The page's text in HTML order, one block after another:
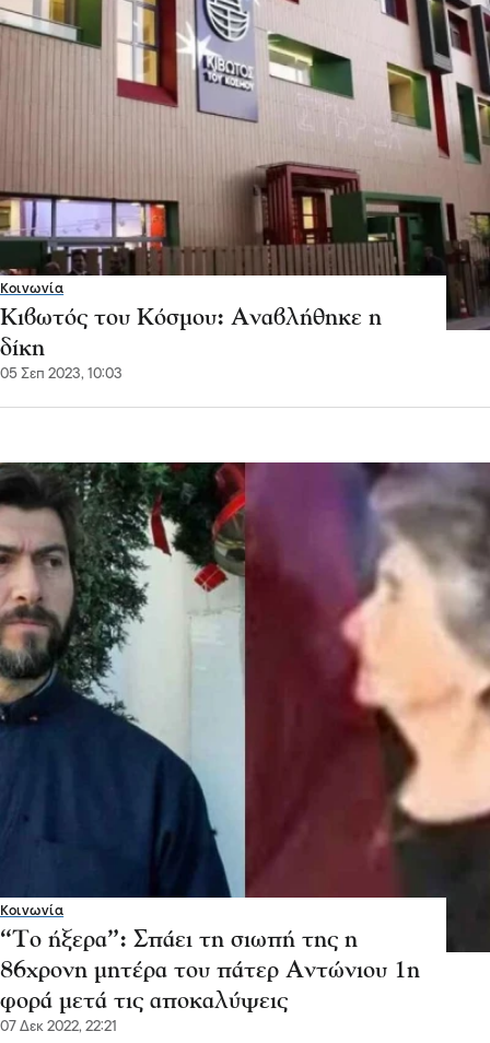
Κοινωνία
Κιβωτός του Κόσμου: Αναβλήθηκε η
δίκη
05 Σεπ 2023, 10:03
Κοινωνία
“Το ήξερα”: Σπάει τη σιωπή της η
86χρονη μητέρα του πάτερ Αντώνιου 1η
φορά μετά τις αποκαλύψεις
07 Δεκ 2022, 22:21